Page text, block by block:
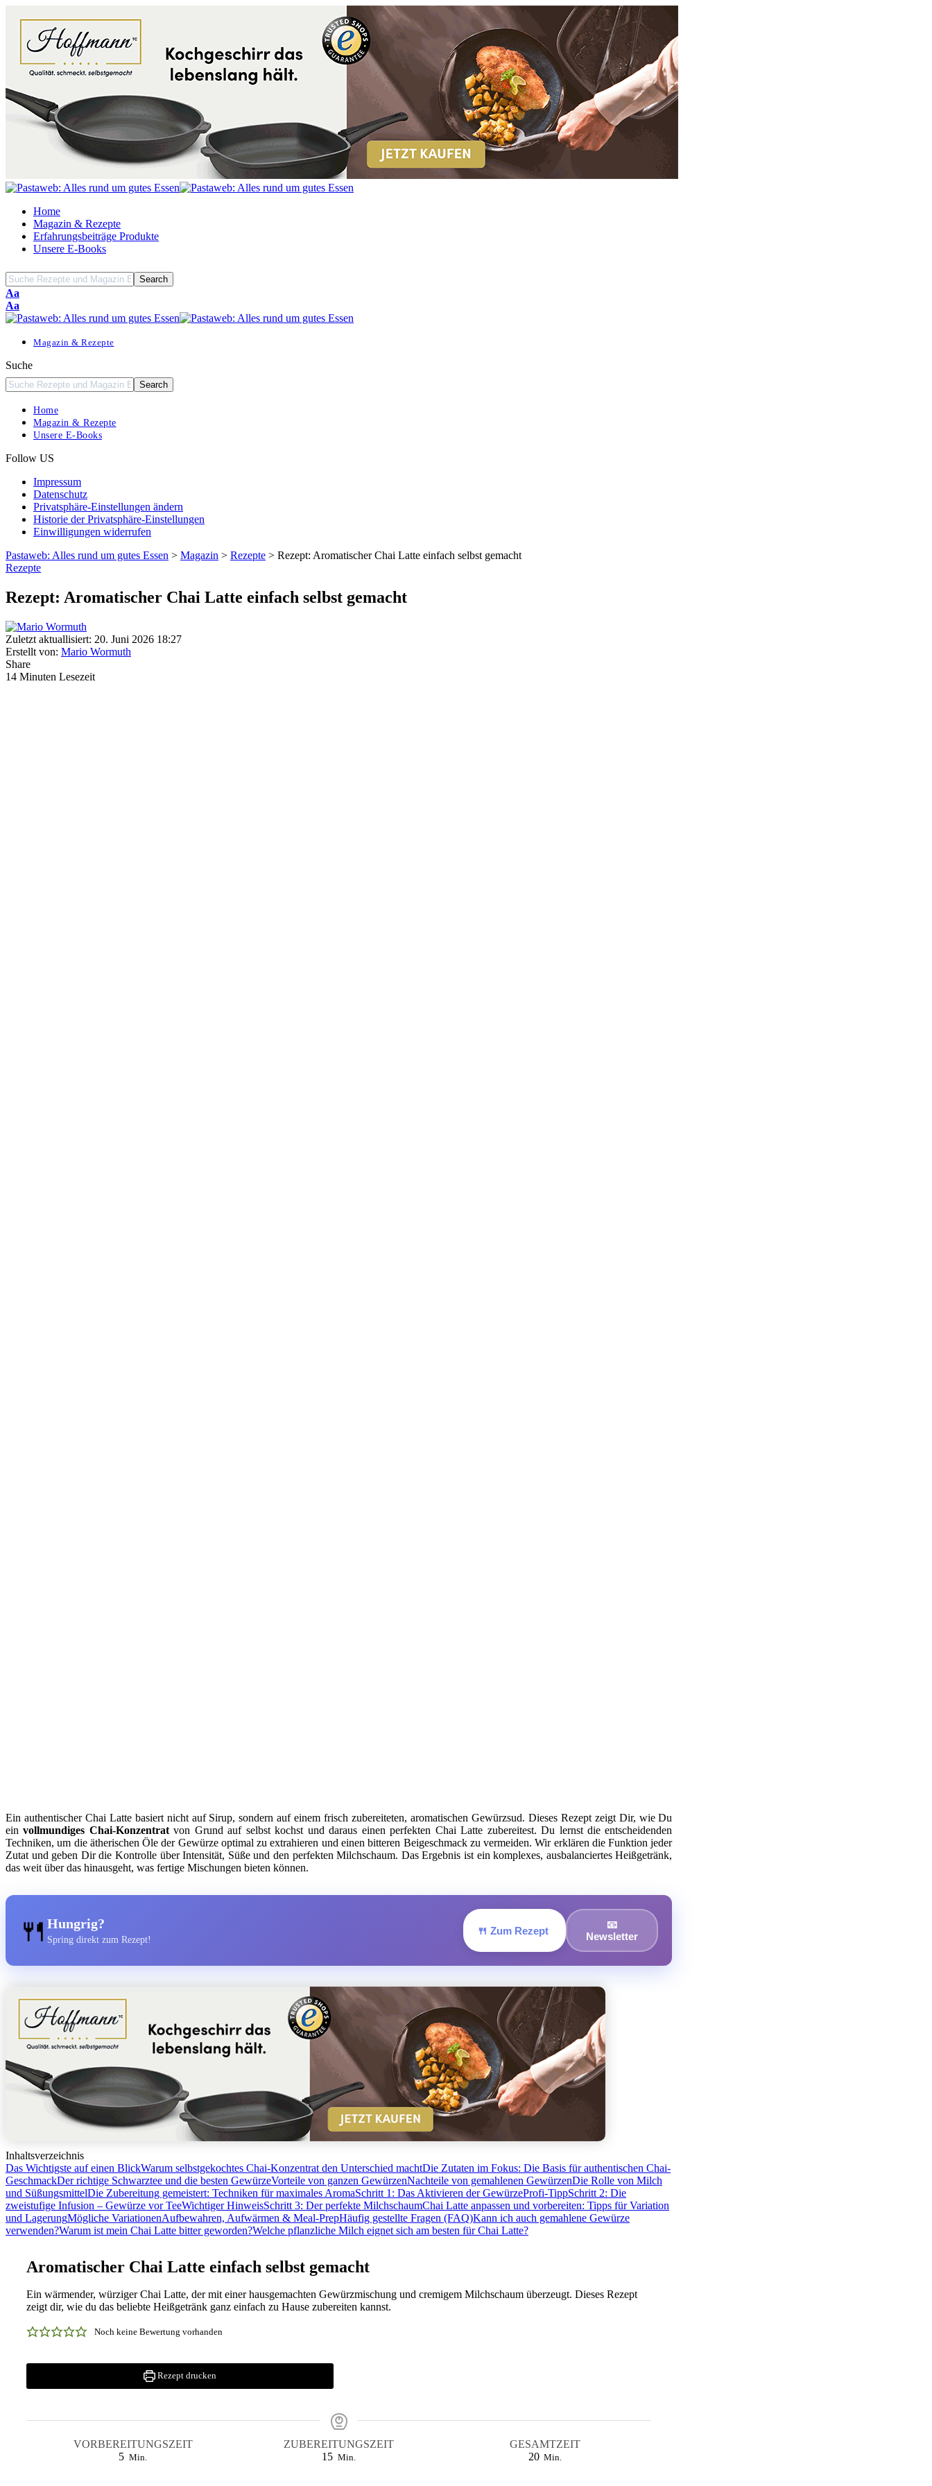
Home
Magazin & Rezepte
Erfahrungsbeiträge Produkte
Unsere E-Books
Font
Resizer
Aa
Font
Resizer
Aa
Magazin & Rezepte
Suche
Home
Magazin & Rezepte
Unsere E-Books
Follow US
Impressum
Datenschutz
Privatsphäre-Einstellungen ändern
Historie der Privatsphäre-Einstellungen
Einwilligungen widerrufen
Pastaweb: Alles rund um gutes Essen > Magazin > Rezepte > Rezept: Aromatischer Chai Latte einfach selbst gemacht
Rezepte
Rezept: Aromatischer Chai Latte einfach selbst gemacht
Zuletzt aktuallisiert: 20. Juni 2026 18:27
Erstellt von: Mario Wormuth
Share
14 Minuten Lesezeit
Ein authentischer Chai Latte basiert nicht auf Sirup, sondern auf einem frisch zubereiteten, aromatischen Gewürzsud. Dieses Rezept zeigt Dir, wie Du
einvollmundiges Chai-Konzentratvon Grund auf selbst kochst und daraus einen perfekten Chai Latte zubereitest. Du lernst die entscheidenden
Techniken, um die ätherischen Öle der Gewürze optimal zu extrahieren und einen bitteren Beigeschmack zu vermeiden. Wir erklären die Funktion jeder
Zutat und geben Dir die Kontrolle über Intensität, Süße und den perfekten Milchschaum. Das Ergebnis ist ein komplexes, ausbalanciertes Heißgetränk,
das weit über das hinausgeht, was fertige Mischungen bieten können.
🍴Hungrig?
Spring direkt zum Rezept!
🍴 Zum Rezept
📧
Newsletter
Inhaltsverzeichnis
Das Wichtigste auf einen BlickWarum selbstgekochtes Chai-Konzentrat den Unterschied machtDie Zutaten im Fokus: Die Basis für authentischen Chai-
GeschmackDer richtige Schwarztee und die besten GewürzeVorteile von ganzen GewürzenNachteile von gemahlenen GewürzenDie Rolle von Milch
und SüßungsmittelDie Zubereitung gemeistert: Techniken für maximales AromaSchritt 1: Das Aktivieren der GewürzeProfi-TippSchritt 2: Die
zweistufige Infusion – Gewürze vor TeeWichtiger HinweisSchritt 3: Der perfekte MilchschaumChai Latte anpassen und vorbereiten: Tipps für Variation
und LagerungMögliche VariationenAufbewahren, Aufwärmen & Meal-PrepHäufig gestellte Fragen (FAQ)Kann ich auch gemahlene Gewürze
verwenden?Warum ist mein Chai Latte bitter geworden?Welche pflanzliche Milch eignet sich am besten für Chai Latte?
Aromatischer Chai Latte einfach selbst gemacht
Ein wärmender, würziger Chai Latte, der mit einer hausgemachten Gewürzmischung und cremigem Milchschaum überzeugt. Dieses Rezept
zeigt dir, wie du das beliebte Heißgetränk ganz einfach zu Hause zubereiten kannst.
Noch keine Bewertung vorhanden
Rezept drucken
VORBEREITUNGSZEIT
5Minuten
Min.
ZUBEREITUNGSZEIT
15Minuten
Min.
GESAMTZEIT
20Minuten
Min.